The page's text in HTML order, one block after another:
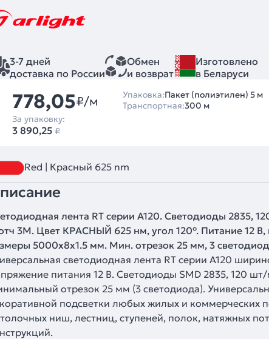
3-7 дней
доставка по России
Обмен
и возврат
Изготовлено
в Беларуси
778,05₽/м
За упаковку:
3 890,25 ₽
Упаковка:Пакет (полиэтилен) 5 м
Транспортная:300 м
Red | Красный 625 nm
лента RT серии A120. Светодиоды 2835,
3M. Цвет КРАСНЫЙ 625 нм, угол 120°. Питание 12
5000x8x1.5 мм. Мин. отрезок 25 мм, 3
светодиодная лента RT серии A120
питания 12 В. Светодиоды SMD 2835, 120
отрезок 25 мм (3 светодиода).
подсветки любых жилых и коммерческих
ниш, лестниц, ступеней, полок, натяжных